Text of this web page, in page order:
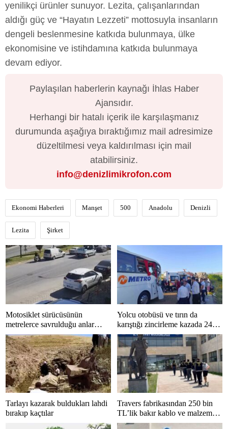
yenilikçi ürünler sunuyor. Lezita, çalışanlarından
aldığı güç ve “Hayatın Lezzeti” mottosuyla insanların
dengeli beslenmesine katkıda bulunmaya, ülke
ekonomisine ve istihdamına katkıda bulunmaya
devam ediyor.
Paylaşılan haberlerin kaynağı İhlas Haber
Ajansıdır.
Herhangi bir hatalı içerik ile karşılaşmanız
durumunda aşağıya bıraktığımız mail adresimize
düzeltilmesi veya kaldırılması için mail
atabilirsiniz.
info@denizlimikrofon.com
Ekonomi Haberleri Manşet 500 Anadolu Denizli
Lezita Şirket
Motosiklet sürücüsünün
metrelerce savrulduğu anlar
güvenlik kamerasında
Yolcu otobüsü ve tırın da
karıştığı zincirleme kazada 24
kişi yaralandı
Tarlayı kazarak buldukları lahdi
bırakıp kaçtılar
Travers fabrikasından 250 bin
TL’lik bakır kablo ve malzeme
çalan 5 kişi tutuklandı